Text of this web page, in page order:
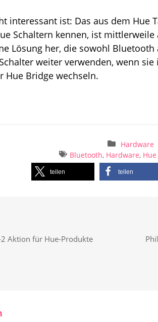
interessant ist: Das aus dem Hue
Schaltern kennen, ist mittlerweile
Lösung her, die sowohl
weiter verwenden, wenn
Hue Bridge wechseln.
Hardware
Bluetooth, Hardware,
teilen teilen
Aktion für Hue-Produkte